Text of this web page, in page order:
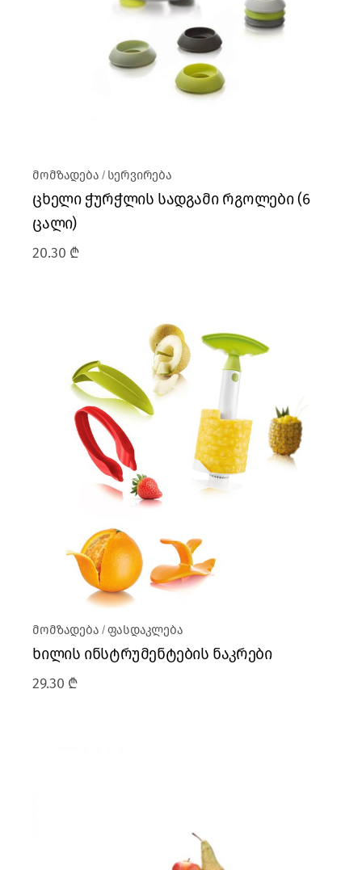
მომზადება სერვირება
ცხელი ჭურჭლის სადგამი რგოლები (6
ცალი)
20.30 ₾
მომზადება ფასდაკლება
ხილის ინსტრუმენტების ნაკრები
29.30 ₾